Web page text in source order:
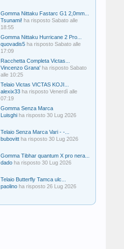
Gomma Nittaku Fastarc G1 2,0mm...
Tsunami! ha risposto Sabato alle
18:55
Gomma Nittaku Hurricane 2 Pro...
quovadis5 ha risposto Sabato alle
17:09
Racchetta Completa Victas...
Vincenzo Grana' ha risposto Sabato
alle 10:25
Telaio Victas VICTAS KOJI...
alexix33 ha risposto Venerdì alle
07:19
Gomma Senza Marca
Luisghi ha risposto 30 Lug 2026
Telaio Senza Marca Vari - -...
bubovitt ha risposto 30 Lug 2026
Gomma Tibhar quantum X pro nera...
dado ha risposto 30 Lug 2026
Telaio Butterfly Tamca ulc...
paolino ha risposto 26 Lug 2026